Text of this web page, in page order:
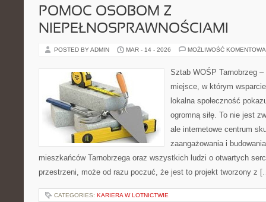
POMOC OSOBOM Z
NIEPEŁNOSPRAWNOŚCIAMI
POSTED BY ADMIN MAR - 14 - 2026 MOŻLIWOŚĆ
Sztab WOŚP Tarnobrzeg
miejsce, w którym
lokalna społeczność
ogromną siłę. To nie jest
ale internetowe centrum
zaangażowania i
mieszkańców Tarnobrzega oraz wszystkich ludzi o otwartych
przestrzeni, może od razu poczuć, że jest to projekt tworzony z
CATEGORIES: KARIERA W LOTNICTWIE